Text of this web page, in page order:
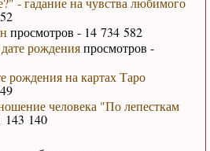
просмотров - 14 734 582
рожденияпросмотров -
рождения на картах Таро
человека "По лепесткам
143 140